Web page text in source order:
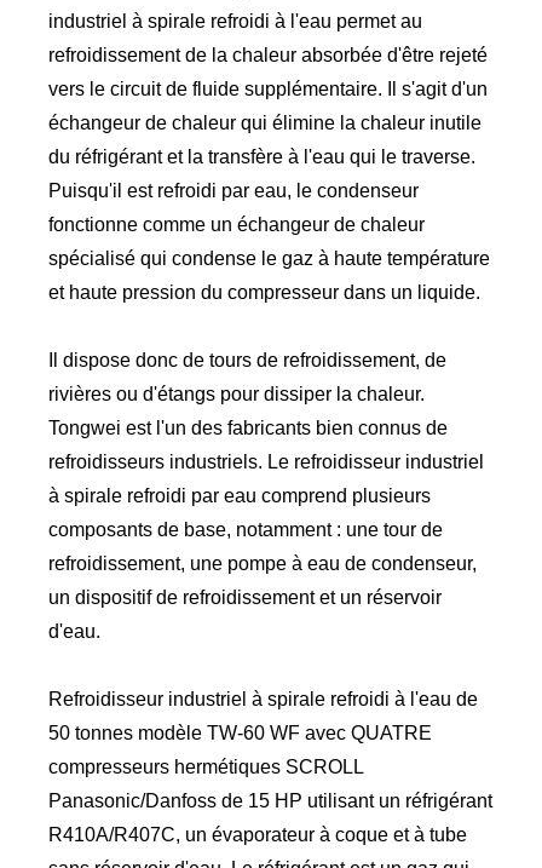
industriel à spirale refroidi à l'eau permet au
refroidissement de la chaleur absorbée d'être rejeté
vers le circuit de fluide supplémentaire. Il s'agit d'un
échangeur de chaleur qui élimine la chaleur inutile
du réfrigérant et la transfère à l'eau qui le traverse.
Puisqu'il est refroidi par eau, le condenseur
fonctionne comme un échangeur de chaleur
spécialisé qui condense le gaz à haute température
et haute pression du compresseur dans un liquide.
Il dispose donc de tours de refroidissement, de
rivières ou d'étangs pour dissiper la chaleur.
Tongwei est l'un des fabricants bien connus de
refroidisseurs industriels. Le refroidisseur industriel
à spirale refroidi par eau comprend plusieurs
composants de base, notamment : une tour de
refroidissement, une pompe à eau de condenseur,
un dispositif de refroidissement et un réservoir
d'eau.
Refroidisseur industriel à spirale refroidi à l'eau de
50 tonnes modèle TW-60 WF avec QUATRE
compresseurs hermétiques SCROLL
Panasonic/Danfoss de 15 HP utilisant un réfrigérant
R410A/R407C, un évaporateur à coque et à tube